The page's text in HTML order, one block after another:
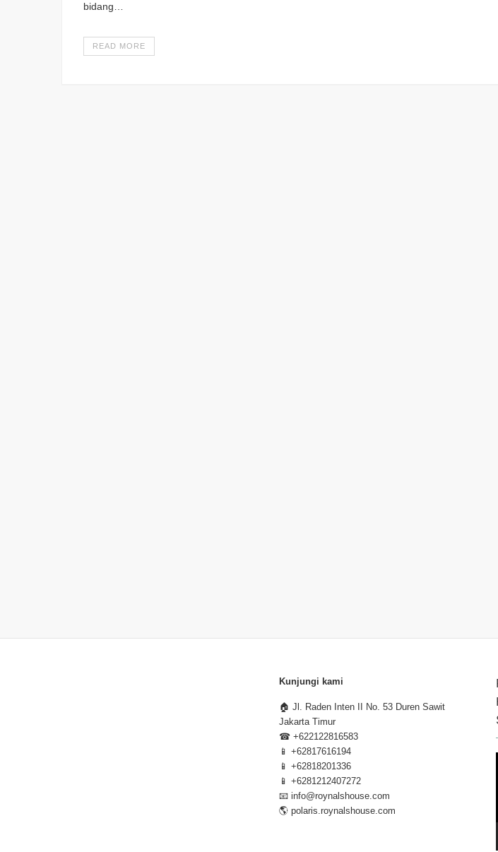
bidang…
READ MORE
Kunjungi kami
🏠 Jl. Raden Inten II No. 53 Duren Sawit
Jakarta Timur
☎ +622122816583
📱 +62817616194
📱 +62818201336
📱 +6281212407272
📧 info@roynalshouse.com
🌎 polaris.roynalshouse.com